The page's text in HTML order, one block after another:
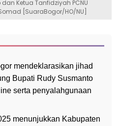
Ketua Tanfidziyah PCNU
[SuaraBogor/HO/NU]
mendeklarasikan jihad
Bupati Rudy Susmanto
serta penyalahgunaan
menunjukkan Kabupaten